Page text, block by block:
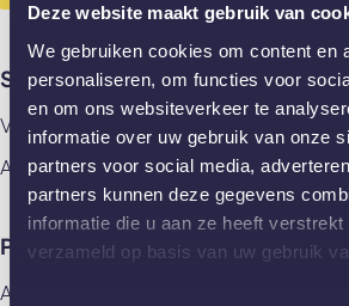
Deze website maakt gebruik van
We gebruiken cookies om content en
personaliseren, om functies voor
en om ons websiteverkeer te
informatie over uw gebruik van onze
partners voor social media,
partners kunnen deze gegevens
informatie die u aan ze heeft verstrekt
verzameld op basis van uw gebruik
Showrooms
Vlaardingen
Amsterdam
Producten
Alle producten